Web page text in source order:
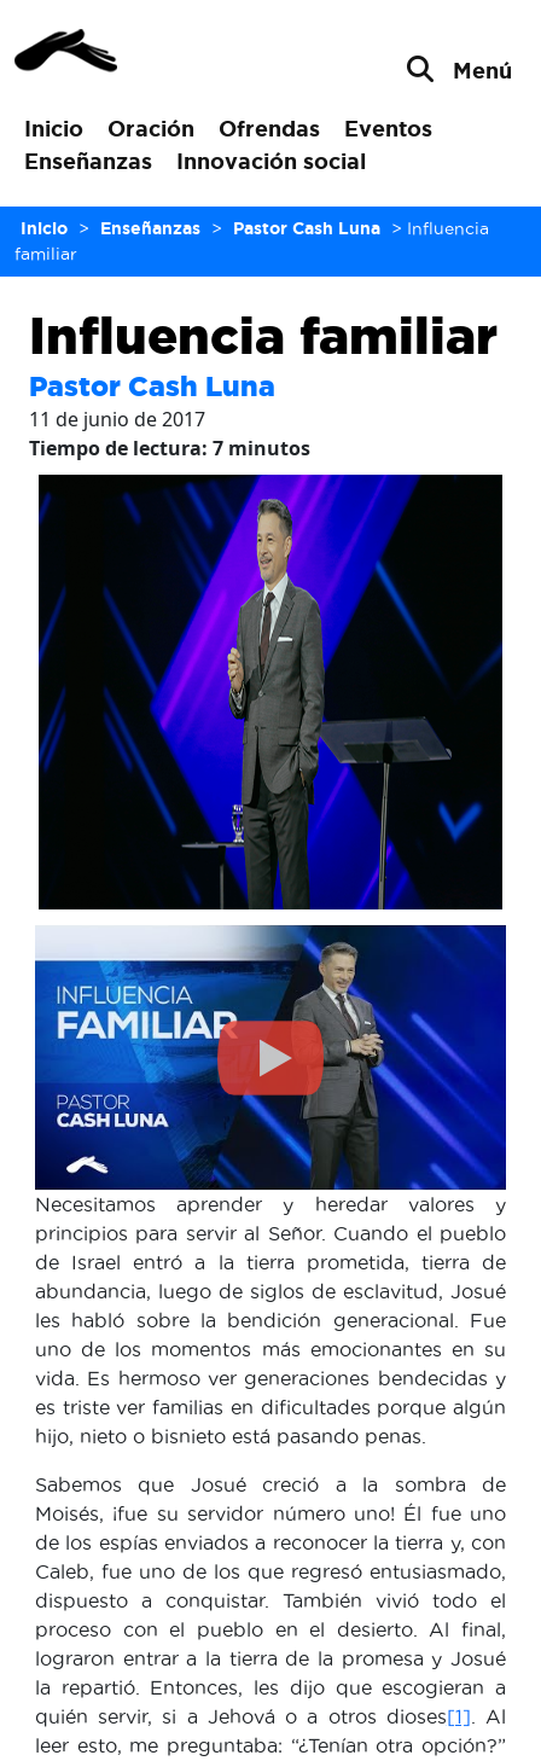
Inicio Oración Ofrendas
Eventos
Enseñanzas
Innovación social
Menú
Inicio > Enseñanzas > Pastor Cash Luna > Influencia
familiar
Influencia familiar
Pastor Cash Luna
11 de junio de 2017
Tiempo de lectura: 7 minutos
Necesitamos aprender y heredar valores y
principios para servir al Señor. Cuando el pueblo
de Israel entró a la tierra prometida, tierra de
abundancia, luego de siglos de esclavitud, Josué
les habló sobre la bendición generacional. Fue
uno de los momentos más emocionantes en su
vida. Es hermoso ver generaciones bendecidas y
es triste ver familias en dificultades porque algún
hijo, nieto o bisnieto está pasando penas.
Sabemos que Josué creció a la sombra de
Moisés, ¡fue su servidor número uno! Él fue uno
de los espías enviados a reconocer la tierra y, con
Caleb, fue uno de los que regresó entusiasmado,
dispuesto a conquistar. También vivió todo el
proceso con el pueblo en el desierto. Al final,
lograron entrar a la tierra de la promesa y Josué
la repartió. Entonces, les dijo que escogieran a
quién servir, si a Jehová o a otros dioses[1] . Al
leer esto, me preguntaba: “¿Tenían otra opción?”